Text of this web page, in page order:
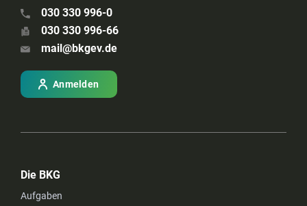
030 330 996-0
030 330 996-66
mail@bkgev.de
Anmelden
Die BKG
Aufgaben